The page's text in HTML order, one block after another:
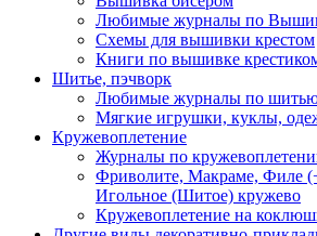
Любимые журналы по
Схемы для вышивки крестом
Книги по вышивке
Шитье, пэчворк
Любимые журналы по
Мягкие игрушки, куклы,
Кружевоплетение
Журналы по
Фриволите, Макраме, Филе
Игольное (Шитое) кружево
Кружевоплетение на